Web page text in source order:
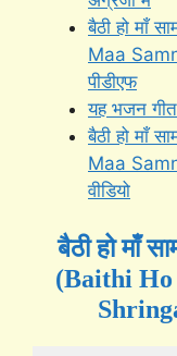
बैठी हो माँ
Maa
पीडीएफ
यह भजन
बैठी हो माँ
Maa
वीडियो
बैठी हो माँ
(Baithi Ho